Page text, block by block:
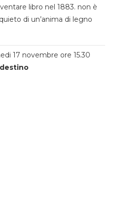
libro nel 1883. non è
di un’anima di legno
17 novembre ore 15.30